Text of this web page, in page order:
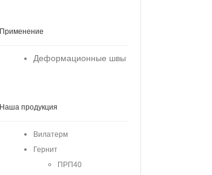
Применение
Деформационные швы
Наша продукция
Вилатерм
Гернит
ПРП40